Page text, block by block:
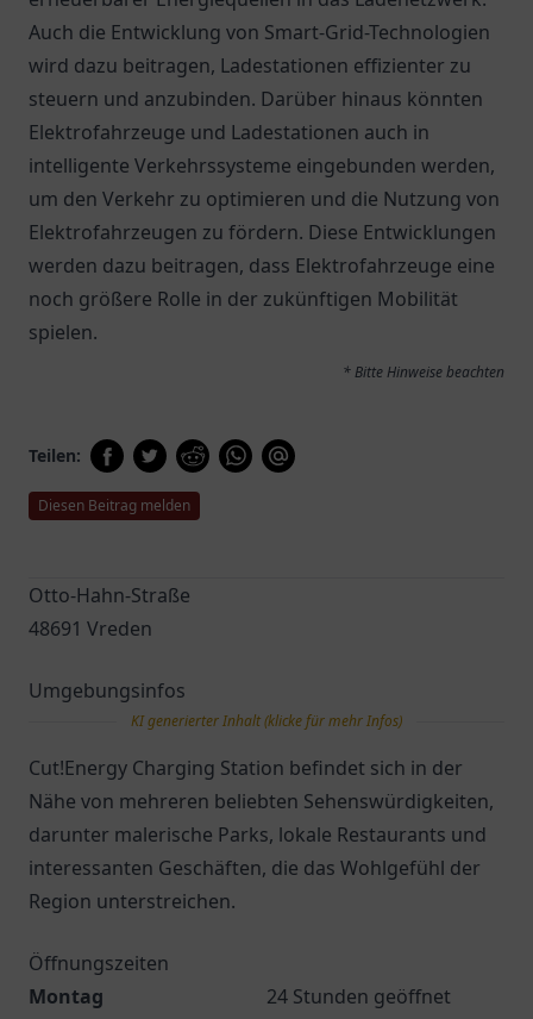
Auch die Entwicklung von Smart-Grid-Technologien
wird dazu beitragen, Ladestationen effizienter zu
steuern und anzubinden. Darüber hinaus könnten
Elektrofahrzeuge und Ladestationen auch in
intelligente Verkehrssysteme eingebunden werden,
um den Verkehr zu optimieren und die Nutzung von
Elektrofahrzeugen zu fördern. Diese Entwicklungen
werden dazu beitragen, dass Elektrofahrzeuge eine
noch größere Rolle in der zukünftigen Mobilität
spielen.
* Bitte Hinweise beachten
Teilen:
Diesen Beitrag melden
Otto-Hahn-Straße
48691 Vreden
Umgebungsinfos
KI generierter Inhalt (klicke für mehr Infos)
Cut!Energy Charging Station befindet sich in der
Nähe von mehreren beliebten Sehenswürdigkeiten,
darunter malerische Parks, lokale Restaurants und
interessanten Geschäften, die das Wohlgefühl der
Region unterstreichen.
Öffnungszeiten
Montag
24 Stunden geöffnet